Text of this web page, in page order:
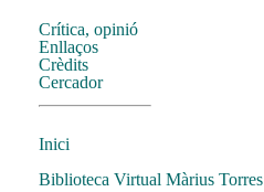
Crítica, opinió
Enllaços
Crèdits
Cercador
Inici
Biblioteca Virtual Màrius Torres